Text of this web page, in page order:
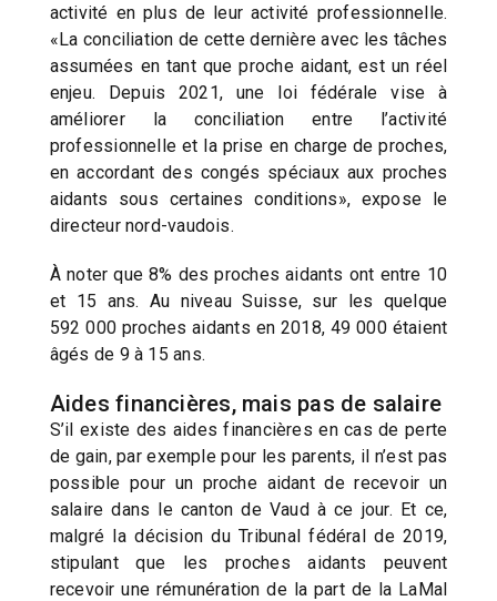
activité en plus de leur activité professionnelle.
«La conciliation de cette dernière avec les tâches
assumées en tant que proche aidant, est un réel
enjeu. Depuis 2021, une loi fédérale vise à
améliorer la conciliation entre l’activité
professionnelle et la prise en charge de proches,
en accordant des congés spéciaux aux proches
aidants sous certaines conditions», expose le
directeur nord-vaudois.
À noter que 8% des proches aidants ont entre 10
et 15 ans. Au niveau Suisse, sur les quelque
592 000 proches aidants en 2018, 49 000 étaient
âgés de 9 à 15 ans.
Aides financières, mais pas de salaire
S’il existe des aides financières en cas de perte
de gain, par exemple pour les parents, il n’est pas
possible pour un proche aidant de recevoir un
salaire dans le canton de Vaud à ce jour. Et ce,
malgré la décision du Tribunal fédéral de 2019,
stipulant que les proches aidants peuvent
recevoir une rémunération de la part de la LaMal